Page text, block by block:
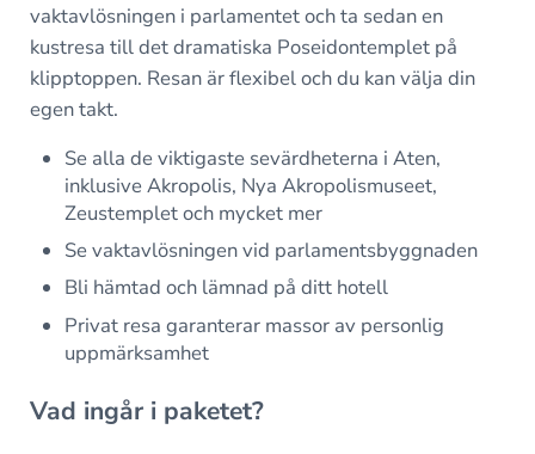
vaktavlösningen i parlamentet och ta sedan en
kustresa till det dramatiska Poseidontemplet på
klipptoppen. Resan är flexibel och du kan välja din
egen takt.
Se alla de viktigaste sevärdheterna i Aten,
inklusive Akropolis, Nya Akropolismuseet,
Zeustemplet och mycket mer
Se vaktavlösningen vid parlamentsbyggnaden
Bli hämtad och lämnad på ditt hotell
Privat resa garanterar massor av personlig
uppmärksamhet
Vad ingår i paketet?